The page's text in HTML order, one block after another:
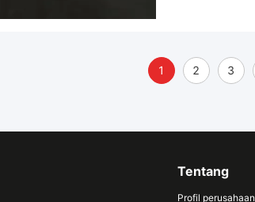
1 2 3
Tentang
Profil perusahaan